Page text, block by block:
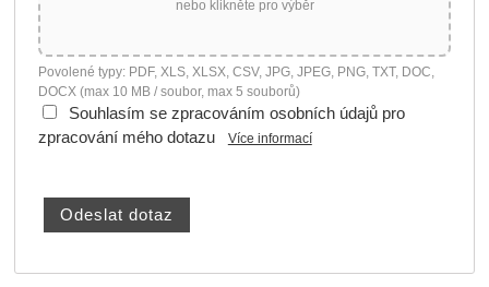
nebo klikněte pro výběr
Povolené typy: PDF, XLS, XLSX, CSV, JPG, JPEG, PNG, TXT, DOC,
DOCX (max 10 MB / soubor, max 5 souborů)
Souhlasím se zpracováním osobních údajů pro
zpracování mého dotazu
Více informací